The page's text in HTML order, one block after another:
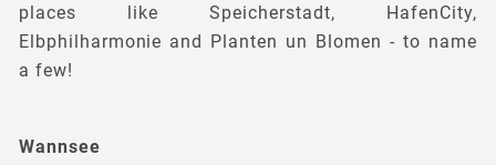
places like Speicherstadt, HafenCity,
Elbphilharmonie and Planten un Blomen - to name
a few!
Wannsee